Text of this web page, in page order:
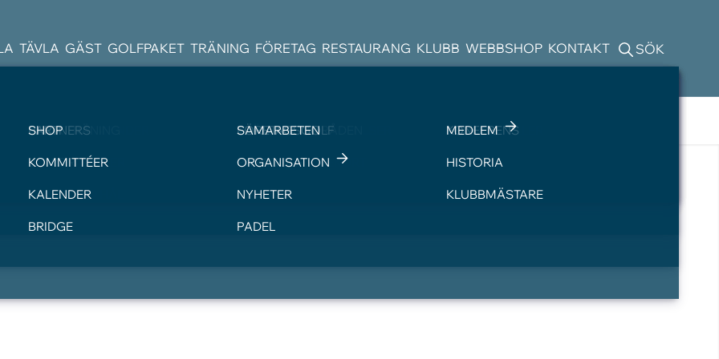
BOKA STARTTID BANGUIDE SLOPETABELLER
LOKALA REGLER DIGITALT SCOREKORT GOLFBIL
PAY&PLAY 9 HÅL
TÄVLA
TÄVLINGSKALENDER TÄVLINGSBESTÄMMELSER
GÄST
VISITOR GREENFEE BOENDE
GOLFPAKET TRÄNING
BOKA TRÄNING TRÄNINGSOMRÅDEN PRO
JUNIOR PARAGOLF
FÖRETAG
PARTNERS FÖRETAGSGOLF KONFERENS
RESTAURANG KLUBB
SHOP SAMARBETEN MEDLEM
KOMMITTÉER ORGANISATION HISTORIA
KALENDER NYHETER KLUBBMÄSTARE
BRIDGE PADEL
WEBBSHOP KONTAKT SÖK